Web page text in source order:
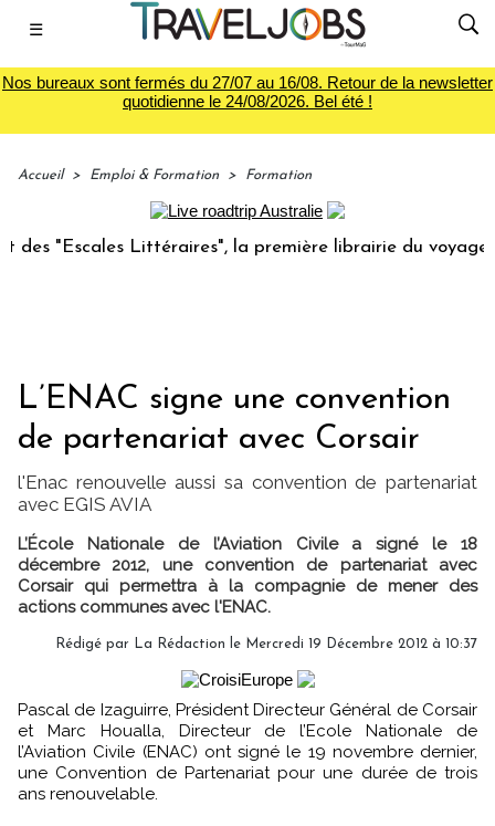
☰
Nos bureaux sont fermés du 27/07 au 16/08. Retour de la newsletter
quotidienne le 24/08/2026. Bel été !
Accueil > Emploi & Formation > Formation
"Escales Littéraires", la première librairie du voyage Le
L’ENAC signe une convention
de partenariat avec Corsair
l'Enac renouvelle aussi sa convention de partenariat
avec EGIS AVIA
L’École Nationale de l’Aviation Civile a signé le 18
décembre 2012, une convention de partenariat avec
Corsair qui permettra à la compagnie de mener des
actions communes avec l'ENAC.
Rédigé par La Rédaction le Mercredi 19 Décembre 2012 à 10:37
Pascal de Izaguirre, Président Directeur Général de Corsair
et Marc Houalla, Directeur de l’Ecole Nationale de
l’Aviation Civile (ENAC) ont signé le 19 novembre dernier,
une Convention de Partenariat pour une durée de trois
ans renouvelable.